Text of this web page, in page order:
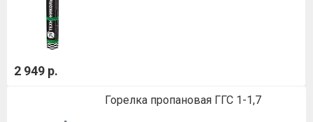
2 949 р.
Горелка пропановая ГГС 1-1,7